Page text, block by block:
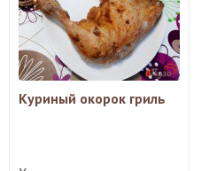
Куриный окорок гриль